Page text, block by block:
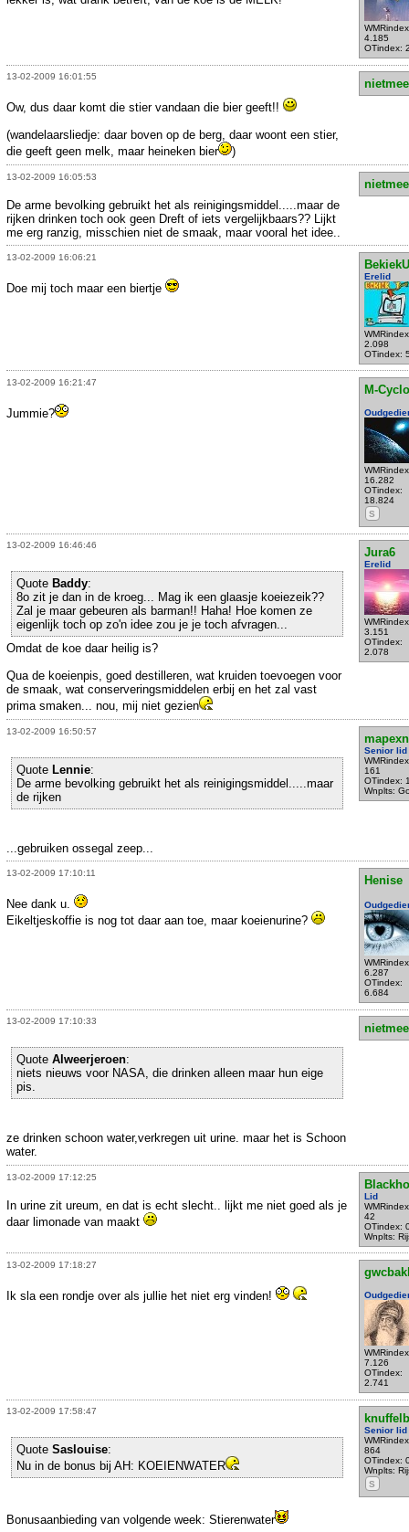
4.185
OTindex:
13-02-2009 16:01:55
Ow, dus daar komt die stier vandaan die bier geeft!!
(wandelaarsliedje: daar boven op de berg, daar woont een stier,
die geeft geen melk, maar heineken bier
)
13-02-2009 16:05:53
De arme bevolking gebruikt het als reinigingsmiddel.....maar de
rijken drinken toch ook geen Dreft of iets vergelijkbaars?? Lijkt
me erg ranzig, misschien niet de smaak, maar vooral het idee..
13-02-2009 16:06:21
Erelid
2.098
OTindex:
Doe mij toch maar een biertje
13-02-2009 16:21:47
M-
16.282
OTindex:
18.824
S
Jummie?
13-02-2009 16:46:46
Jura6
Erelid
3.151
OTindex:
2.078
Quote Baddy:
8o zit je dan in de kroeg... Mag ik een glaasje koeiezeik??
Zal je maar gebeuren als barman!! Haha! Hoe komen ze
eigenlijk toch op zo'n idee zou je je toch afvragen...
Omdat de koe daar heilig is?
Qua de koeienpis, goed destilleren, wat kruiden toevoegen voor
de smaak, wat conserveringsmiddelen erbij en het zal vast
prima smaken... nou, mij niet gezien
13-02-2009 16:50:57
Senior lid
161
OTindex:
Wnplts:
Quote Lennie:
De arme bevolking gebruikt het als reinigingsmiddel.....maar
de rijken
...gebruiken ossegal zeep...
13-02-2009 17:10:11
Henise
6.287
OTindex:
6.684
Nee dank u.
Eikeltjeskoffie is nog tot daar aan toe, maar koeienurine?
13-02-2009 17:10:33
Quote Alweerjeroen:
niets nieuws voor NASA, die drinken alleen maar hun eige
pis.
ze drinken schoon water,verkregen uit urine. maar het is Schoon
water.
13-02-2009 17:12:25
Lid
42
OTindex:
Wnplts:
In urine zit ureum, en dat is echt slecht.. lijkt me niet goed als je
daar limonade van maakt
13-02-2009 17:18:27
7.126
OTindex:
2.741
Ik sla een rondje over als jullie het niet erg vinden!
13-02-2009 17:58:47
Senior lid
864
OTindex:
Wnplts:
S
Quote Saslouise:
Nu in de bonus bij AH: KOEIENWATER
Bonusaanbieding van volgende week: Stierenwater